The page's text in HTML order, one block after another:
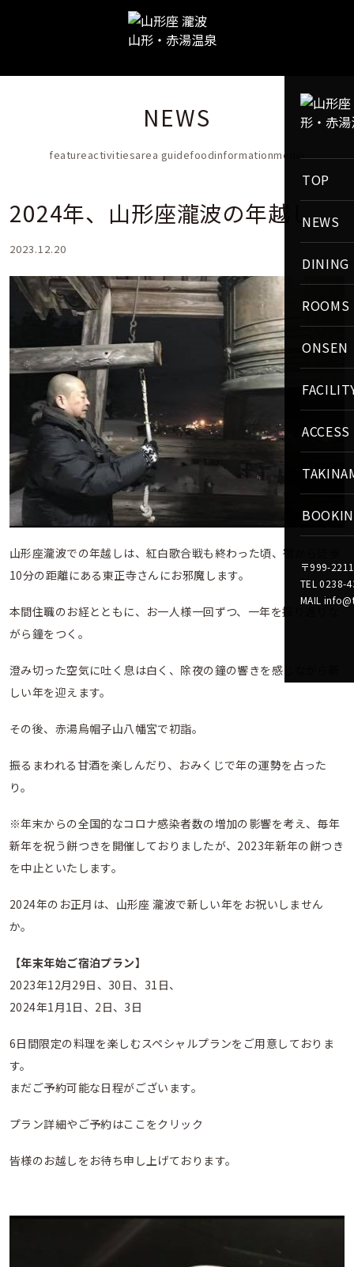
TOP
NEWS
DINING
ROOMS
ONSEN
ACCESS
〒999-
TEL 0238-
MAIL
NEWS
featureactivitiesarea guidefoodinformationmedia
2024年、山形座瀧波の年越し
2023.12.20
山形座瀧波での年越しは、紅白歌合戦も終わった頃、宿から徒歩
10分の距離にある東正寺さんにお邪魔します。
本間住職のお経とともに、お一人様一回ずつ、一年を振り返りな
がら鐘をつく。
澄み切った空気に吐く息は白く、除夜の鐘の響きを感じながら新
しい年を迎えます。
その後、赤湯烏帽子山八幡宮で初詣。
振るまわれる甘酒を楽しんだり、おみくじで年の運勢を占った
り。
※年末からの全国的なコロナ感染者数の増加の影響を考え、毎年
新年を祝う餅つきを開催しておりましたが、2023年新年の餅つき
を中止といたします。
2024年のお正月は、山形座 瀧波で新しい年をお祝いしません
か。
【年末年始ご宿泊プラン】
2023年12月29日、30日、31日、
2024年1月1日、2日、3日
6日間限定の料理を楽しむスペシャルプランをご用意しておりま
す。
まだご予約可能な日程がございます。
プラン詳細やご予約はここをクリック
皆様のお越しをお待ち申し上げております。